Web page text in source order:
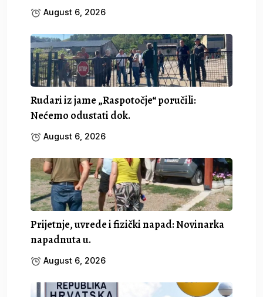
August 6, 2026
Rudari iz jame „Raspotočje“ poručili:
Nećemo odustati dok.
August 6, 2026
Prijetnje, uvrede i fizički napad: Novinarka
napadnuta u.
August 6, 2026